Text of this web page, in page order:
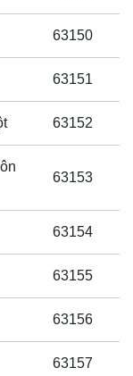
63150
63151
63152
63153
63154
63155
63156
63157